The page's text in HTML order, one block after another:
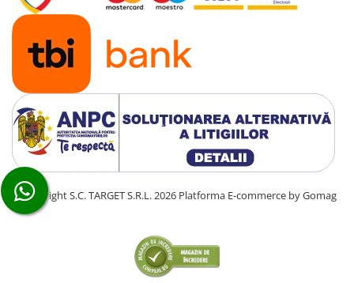
Ulei motor HONDA
Ulei motor FORD
Ulei motor MERCEDES
Ulei motor TOYOTA
Ulei motor GM/OPEL
Ulei motor VW/Audi/Seat/Skoda
Ulei motor VOLVO
Ulei motor MITSUBISHI
Ulei motor KIA
Ulei motor SUZUKI
©Copyright S.C. TARGET S.R.L. 2026 Platforma E-commerce by Gomag